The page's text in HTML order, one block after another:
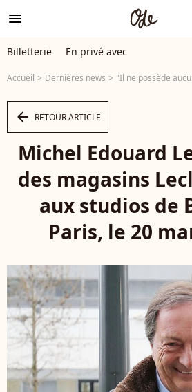
menu
Billetterie En privé avec
Accueil Dernières news "Il ne possède aucun magasin" : Michel-Edouard Leclerc n'est
arrow_left RETOUR ARTICLE
Michel Edouard
des magasins
aux studios de
Paris, le 20